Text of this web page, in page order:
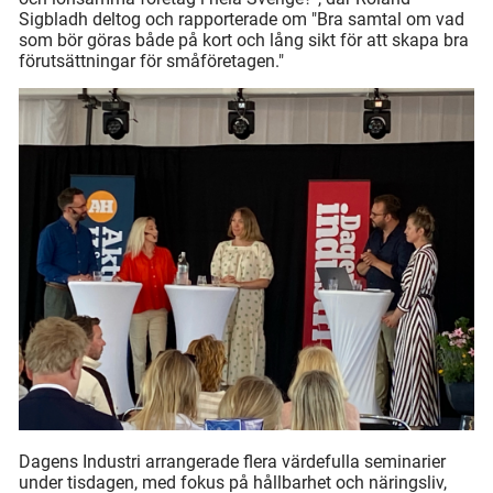
Sigbladh deltog och rapporterade om "Bra samtal om vad
som bör göras både på kort och lång sikt för att skapa bra
förutsättningar för småföretagen."
Dagens Industri arrangerade flera värdefulla seminarier
under tisdagen, med fokus på hållbarhet och näringsliv,